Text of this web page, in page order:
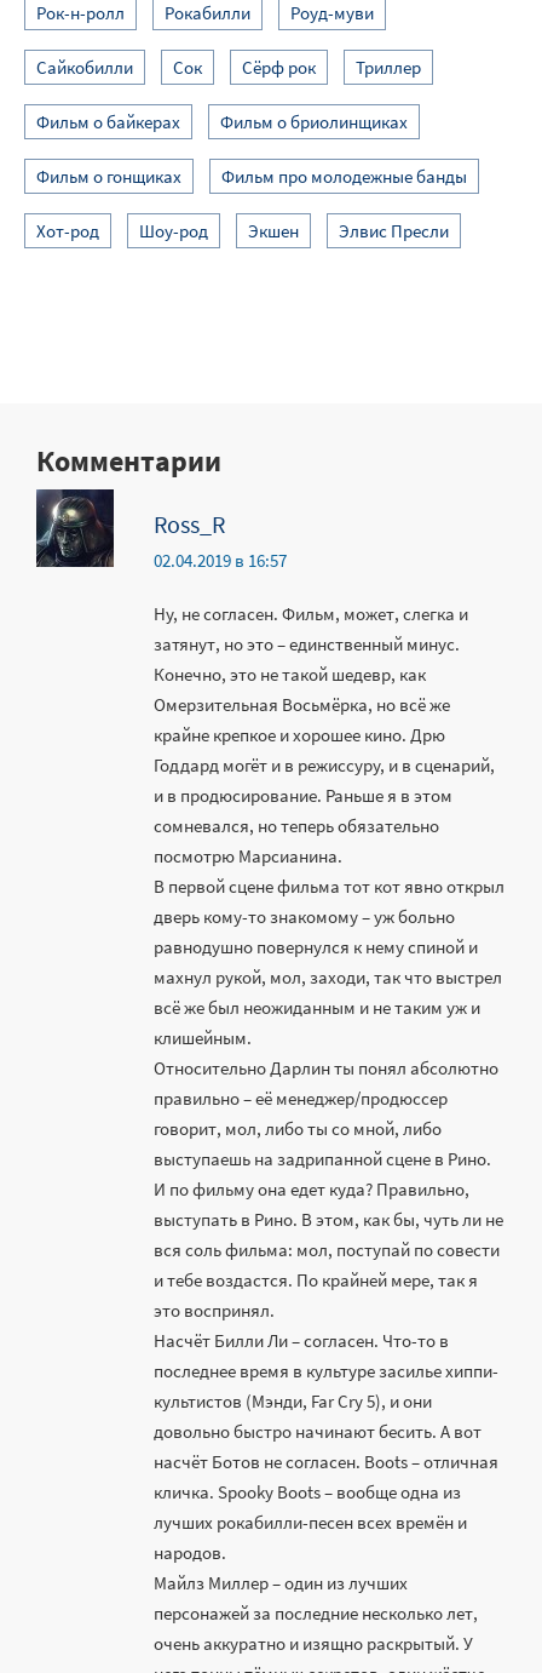
Рок-н-ролл Рокабилли Роуд-муви
Сайкобилли Сок Сёрф рок Триллер
Фильм о байкерах Фильм о бриолинщиках
Фильм о гонщиках Фильм про молодежные банды
Хот-род Шоу-род Экшен Элвис Пресли
Комментарии
Ross_R
02.04.2019 в 16:57
Ну, не согласен. Фильм, может, слегка и
затянут, но это – единственный минус.
Конечно, это не такой шедевр, как
Омерзительная Восьмёрка, но всё же
крайне крепкое и хорошее кино. Дрю
Годдард могёт и в режиссуру, и в сценарий,
и в продюсирование. Раньше я в этом
сомневался, но теперь обязательно
посмотрю Марсианина.
В первой сцене фильма тот кот явно открыл
дверь кому-то знакомому – уж больно
равнодушно повернулся к нему спиной и
махнул рукой, мол, заходи, так что выстрел
всё же был неожиданным и не таким уж и
клишейным.
Относительно Дарлин ты понял абсолютно
правильно – её менеджер/продюссер
говорит, мол, либо ты со мной, либо
выступаешь на задрипанной сцене в Рино.
И по фильму она едет куда? Правильно,
выступать в Рино. В этом, как бы, чуть ли не
вся соль фильма: мол, поступай по совести
и тебе воздастся. По крайней мере, так я
это воспринял.
Насчёт Билли Ли – согласен. Что-то в
последнее время в культуре засилье хиппи-
культистов (Мэнди, Far Cry 5), и они
довольно быстро начинают бесить. А вот
насчёт Ботов не согласен. Boots – отличная
кличка. Spooky Boots – вообще одна из
лучших рокабилли-песен всех времён и
народов.
Майлз Миллер – один из лучших
персонажей за последние несколько лет,
очень аккуратно и изящно раскрытый. У